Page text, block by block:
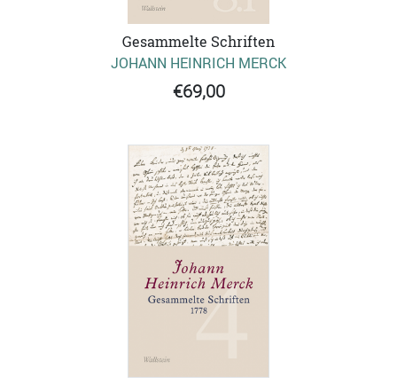
Gesammelte Schriften
JOHANN HEINRICH MERCK
€69,00